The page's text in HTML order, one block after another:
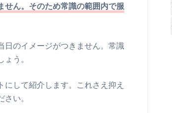
せん。そのため常識の範囲内で服
日のイメージがつきません。常識
う。
して紹介します。これさえ抑え
い。